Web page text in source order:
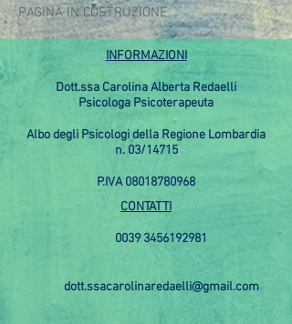
PAGINA IN COSTRUZIONE
INFORMAZIONI
Dott.ssa Carolina Alberta Redaelli
Psicologa Psicoterapeuta
Albo degli Psicologi della Regione Lombardia
n. 03/14715
P.IVA08018780968
CONTATTI
0039 3456192981
dott.ssacarolinaredaelli@gmail.com